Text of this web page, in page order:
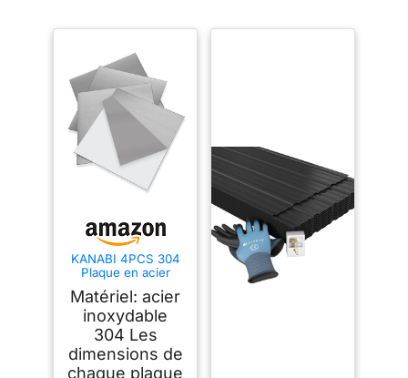
KANABI 4PCS 304
Plaque en acier
15cm x 0.5mm,
Épaisseur 0.5mm,
304 Le carré Plaque
en acier inoxydable
Pour Bricolage
artisanat modèle
Matériel: acier
inoxydable
304 Les
dimensions de
chaque plaque